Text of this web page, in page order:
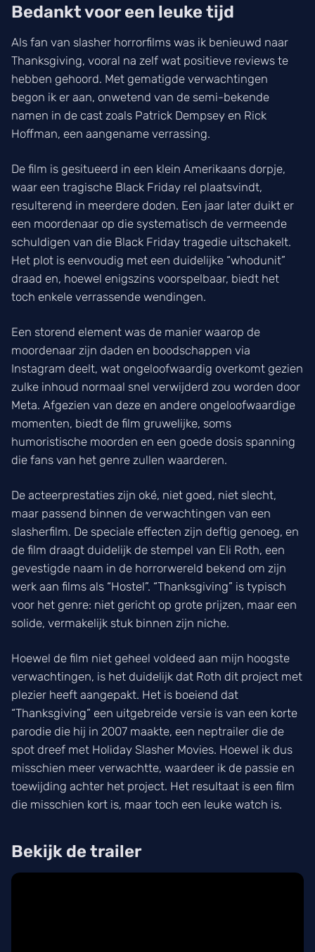
Bedankt voor een leuke tijd
Als fan van slasher horrorfilms was ik benieuwd naar
Thanksgiving, vooral na zelf wat positieve reviews te
hebben gehoord. Met gematigde verwachtingen
begon ik er aan, onwetend van de semi-bekende
namen in de cast zoals Patrick Dempsey en Rick
Hoffman, een aangename verrassing.
De film is gesitueerd in een klein Amerikaans dorpje,
waar een tragische Black Friday rel plaatsvindt,
resulterend in meerdere doden. Een jaar later duikt er
een moordenaar op die systematisch de vermeende
schuldigen van die Black Friday tragedie uitschakelt.
Het plot is eenvoudig met een duidelijke “whodunit”
draad en, hoewel enigszins voorspelbaar, biedt het
toch enkele verrassende wendingen.
Een storend element was de manier waarop de
moordenaar zijn daden en boodschappen via
Instagram deelt, wat ongeloofwaardig overkomt gezien
zulke inhoud normaal snel verwijderd zou worden door
Meta. Afgezien van deze en andere ongeloofwaardige
momenten, biedt de film gruwelijke, soms
humoristische moorden en een goede dosis spanning
die fans van het genre zullen waarderen.
De acteerprestaties zijn oké, niet goed, niet slecht,
maar passend binnen de verwachtingen van een
slasherfilm. De speciale effecten zijn deftig genoeg, en
de film draagt duidelijk de stempel van Eli Roth, een
gevestigde naam in de horrorwereld bekend om zijn
werk aan films als “Hostel”. “Thanksgiving” is typisch
voor het genre: niet gericht op grote prijzen, maar een
solide, vermakelijk stuk binnen zijn niche.
Hoewel de film niet geheel voldeed aan mijn hoogste
verwachtingen, is het duidelijk dat Roth dit project met
plezier heeft aangepakt. Het is boeiend dat
“Thanksgiving” een uitgebreide versie is van een korte
parodie die hij in 2007 maakte, een neptrailer die de
spot dreef met Holiday Slasher Movies. Hoewel ik dus
misschien meer verwachtte, waardeer ik de passie en
toewijding achter het project. Het resultaat is een film
die misschien kort is, maar toch een leuke watch is.
Bekijk de trailer